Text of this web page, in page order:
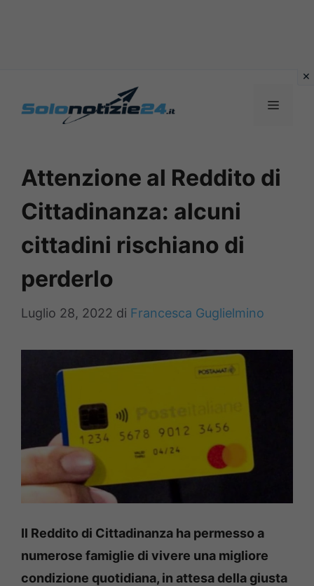
MENU
Attenzione al Reddito di
Cittadinanza: alcuni
cittadini rischiano di
perderlo
Luglio 28, 2022 di Francesca Guglielmino
Il Reddito di Cittadinanza ha permesso a
numerose famiglie di vivere una migliore
condizione quotidiana, in attesa della giusta